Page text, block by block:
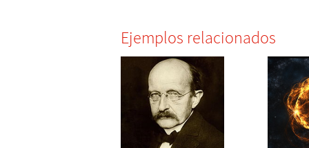
Ejemplos relacionados